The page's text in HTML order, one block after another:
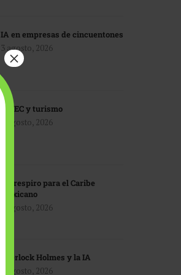
IA en empresas de cincuentones
3 agosto, 2026
TMEC y turismo
3 agosto, 2026
Un respiro para el Caribe
mexicano
3 agosto, 2026
Sherlock Holmes y la IA
3 agosto, 2026
×